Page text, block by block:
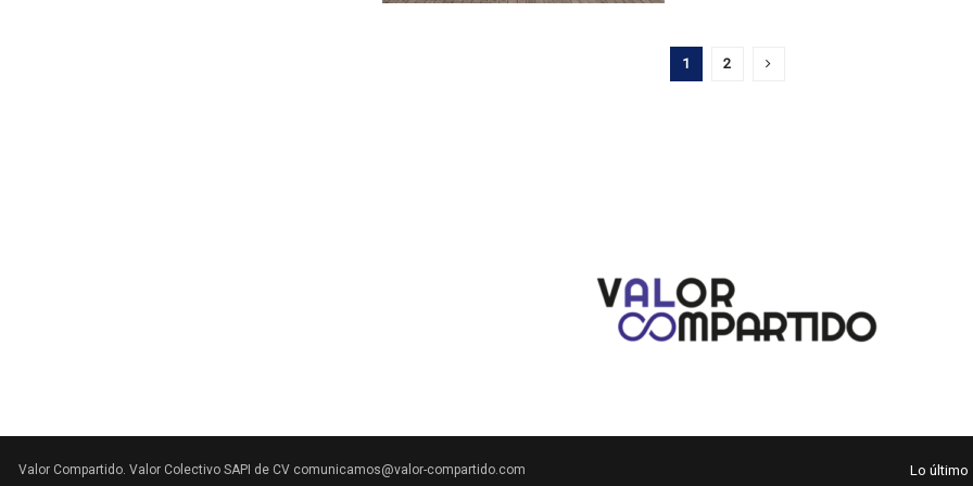
1 2
Lo último
Valor Compartido. Valor Colectivo SAPI de CV comunicamos@valor-compartido.com